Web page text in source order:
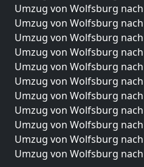
Umzug von Wolfsburg
Umzug von Wolfsburg
Umzug von Wolfsburg
Umzug von Wolfsburg
Umzug von Wolfsburg
Umzug von Wolfsburg
Umzug von Wolfsburg
Umzug von Wolfsburg
Umzug von Wolfsburg
Umzug von Wolfsburg
Umzug von Wolfsburg